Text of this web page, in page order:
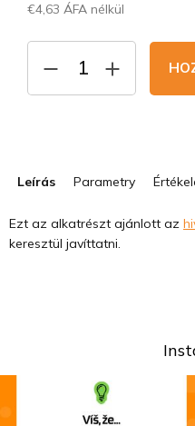
€4,63 ÁFA nélkül
Leírás Parametry
Ezt az alkatrészt ajánlott az
keresztül javíttatni.